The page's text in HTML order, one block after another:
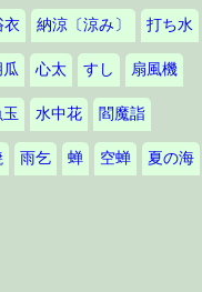
衣 納涼〔涼み〕 打ち水
瓜 心太 すし 扇風機
水中花 閻魔詣
雨乞 蝉 空蝉 夏の海